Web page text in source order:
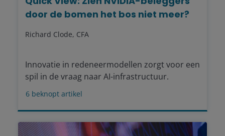
door de bomen het bos niet meer?
Richard Clode, CFA
Innovatie in redeneermodellen zorgt voor een
spil in de vraag naar AI-infrastructuur.
6 beknopt artikel